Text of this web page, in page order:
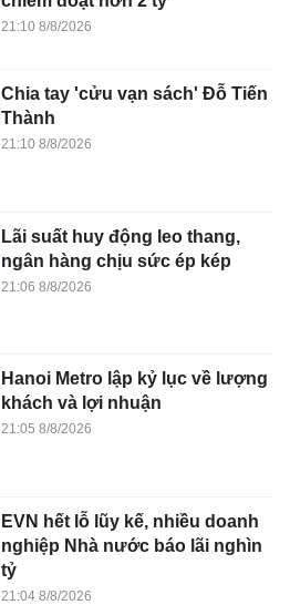
21:10 8/8/2026
Chia tay 'cửu vạn sách' Đỗ Tiến
Thành
21:10 8/8/2026
Lãi suất huy động leo thang,
ngân hàng chịu sức ép kép
21:06 8/8/2026
Hanoi Metro lập kỷ lục về lượng
khách và lợi nhuận
21:05 8/8/2026
EVN hết lỗ lũy kế, nhiều doanh
nghiệp Nhà nước báo lãi nghìn
tỷ
21:04 8/8/2026